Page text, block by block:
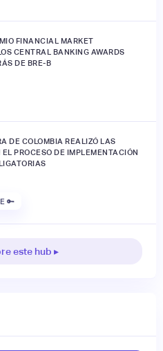
FINANCIAL MARKET
CENTRAL BANKING AWARDS
DE BRE-B
DE COLOMBIA REALIZÓ LAS
PROCESO DE IMPLEMENTACIÓN
🔑
este hub ▸